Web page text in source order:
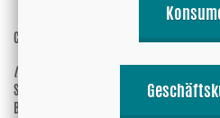
Code eingeben:
(anti-spam)
Soll Ihre E-Mail-Adresse mit der
Bewertung angezeigt werden?